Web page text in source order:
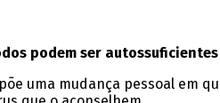
podem ser autossuficientes
uma mudança pessoal em